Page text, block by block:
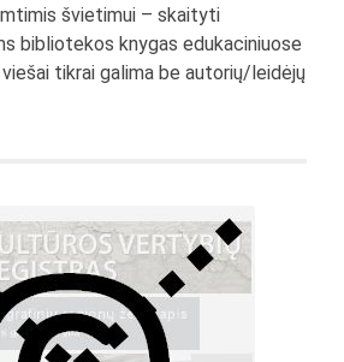
švietimui – skaityti
bibliotekos knygas edukaciniuose
tikrai galima be autorių/leidėjų